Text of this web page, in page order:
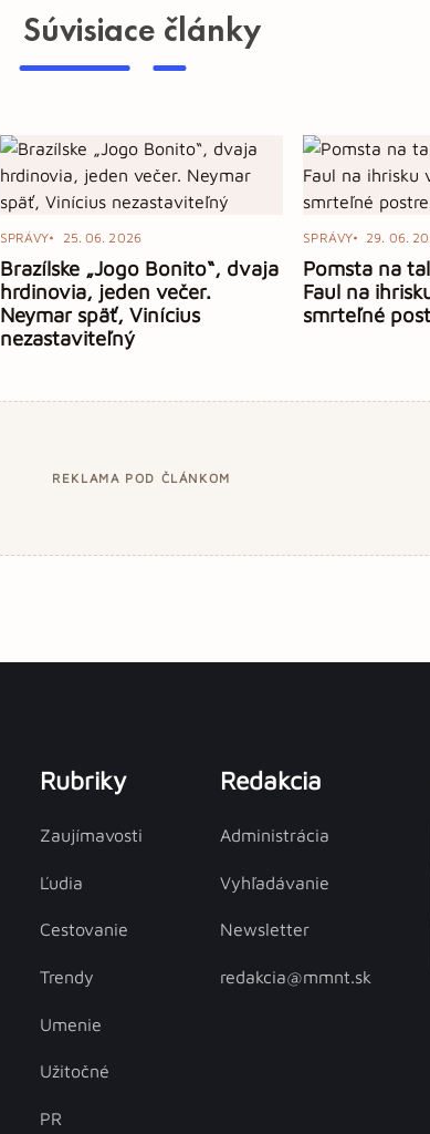
Súvisiace články
SPRÁVY 25. 06. 2026
Brazílske „Jogo Bonito“, dvaja
hrdinovia, jeden večer.
Neymar späť, Vinícius
nezastaviteľný
SPRÁVY 29. 06.
Pomsta na
Faul na
smrteľné
REKLAMA POD ČLÁNKOM
Rubriky
Zaujímavosti
Ľudia
Cestovanie
Trendy
Umenie
Užitočné
PR
Redakcia
Administrácia
Vyhľadávanie
Newsletter
redakcia@mmnt.sk